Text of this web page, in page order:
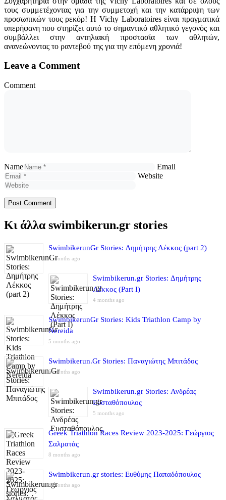
τους συμμετέχοντας για την συμμετοχή και την κατάρριψη των
προσωπικών τους ρεκόρ! Η Vichy Laboratoires είναι πραγματικά
υπερήφανη που στηρίζει αυτό το σημαντικό αθλητικό γεγονός και
συμβάλλει στην αντηλιακή προστασία των αθλητών,
ανανεώνοντας το ραντεβού της για την επόμενη χρονιά!
Leave a Comment
Comment
Name
Email
Website
Κι άλλα swimbikerun.gr stories
SwimbikerunGr Stories: Δημήτρης Λέκκος (part 2)
4 months ago
Swimbikerun.gr Stories: Δημήτρης
Λέκκος (Part I)
4 months ago
SwimbikerunGr Stories: Kids Triathlon Camp by
Nereida
5 months ago
Swimbikerun.Gr Stories: Παναγιώτης Μπιτάδος
5 months ago
Swimbikerun.gr Stories: Ανδρέας
Ευσταθόπουλος
5 months ago
Greek Triathlon Races Review 2023-2025: Γεώργιος
Σαλματάς
8 months ago
Swimbikerun.gr stories: Ευθύμης Παπαδόπουλος
8 months ago